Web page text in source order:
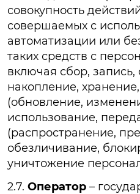
совокупность
совершаемых с
автоматизации или
таких средств с
включая сбор,
накопление,
(обновление,
использование,
(распространение,
обезличивание,
уничтожение
2.7. Оператор –